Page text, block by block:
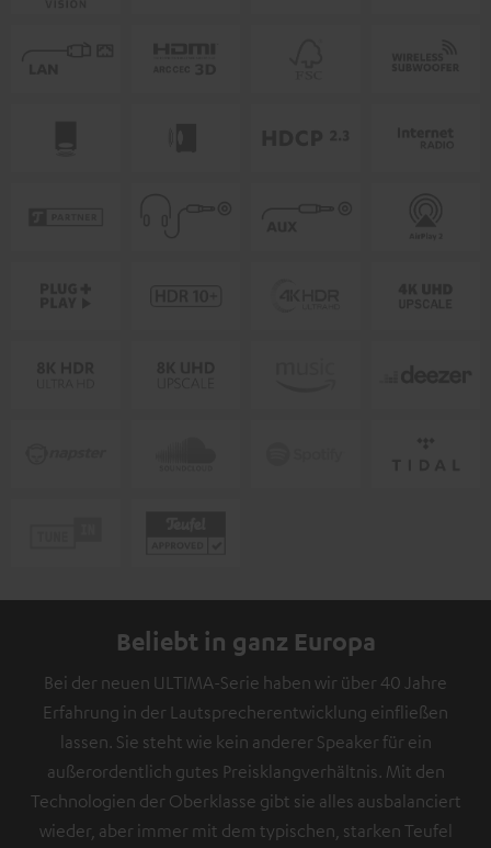
Beliebt in ganz Europa
Bei der neuen ULTIMA-Serie haben wir über 40 Jahre
Erfahrung in der Lautsprecherentwicklung einfließen
lassen. Sie steht wie kein anderer Speaker für ein
außerordentlich gutes Preisklangverhältnis. Mit den
Technologien der Oberklasse gibt sie alles ausbalanciert
wieder, aber immer mit dem typischen, starken Teufel